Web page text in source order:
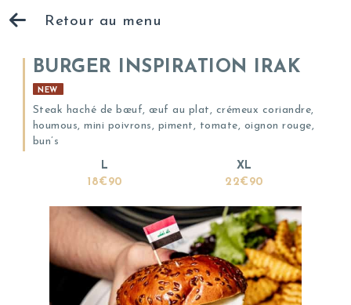
Retour au menu
BURGER INSPIRATION IRAK
NEW
Steak haché de bœuf, œuf au plat, crémeux coriandre,
houmous, mini poivrons, piment, tomate, oignon rouge,
bun’s
L
18€90
XL
22€90